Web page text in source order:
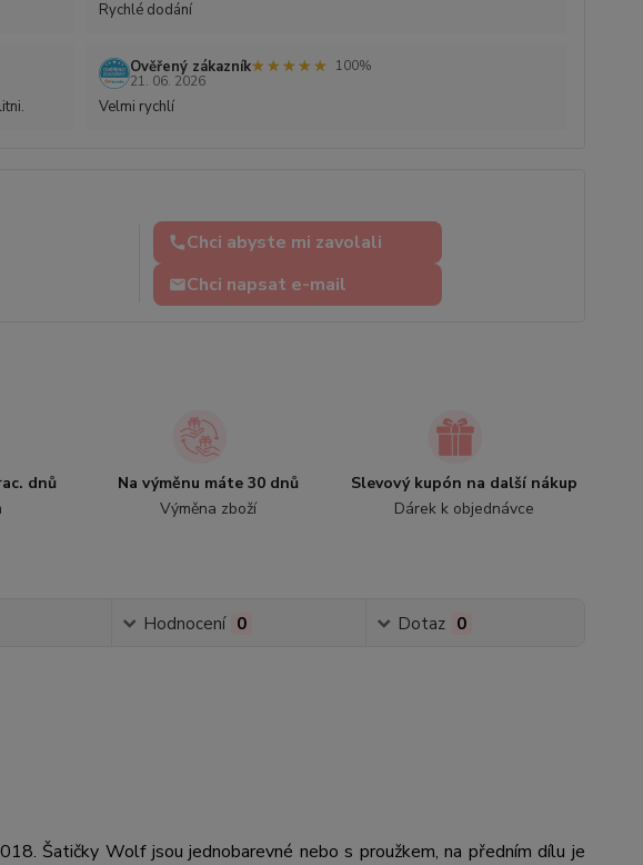
Rychlé dodání
Ověřený zákazník★★★★★
★★★★★
100%
21. 06. 2026
Velmi rychlí
Chci abyste mi zavolali
Chci napsat e-mail
dnů
Na výměnu máte 30 dnů
Výměna zboží
Slevový kupón na další nákup
Dárek k objednávce
Hodnocení 0 Dotaz 0
Šatičky Wolf jsou jednobarevné nebo s proužkem, na předním dílu je